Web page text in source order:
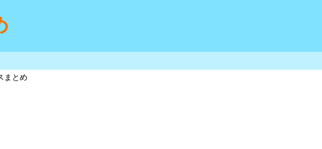
とめ